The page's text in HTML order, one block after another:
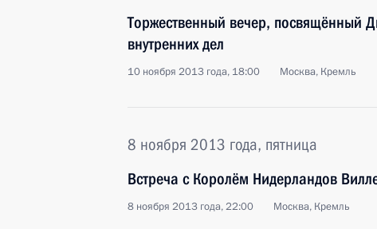
Торжественный вечер, посвящённый
внутренних дел
10 ноября 2013 года, 18:00 Москва, Кремль
8 ноября 2013 года, пятница
Встреча с Королём Нидерландов
8 ноября 2013 года, 22:00 Москва, Кремль